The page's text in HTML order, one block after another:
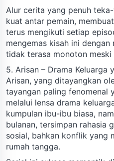
Alur cerita yang penuh
kuat antar pemain,
terus mengikuti setiap
mengemas kisah ini
tidak terasa monoton meski
5. Arisan – Drama Keluarga
Arisan, yang ditayangkan
tayangan paling fenomenal
melalui lensa drama
kumpulan ibu-ibu biasa,
bulanan, tersimpan rahasia
sosial, bahkan konflik yang
rumah tangga.